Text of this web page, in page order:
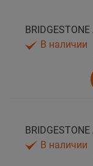
В наличии
В наличии